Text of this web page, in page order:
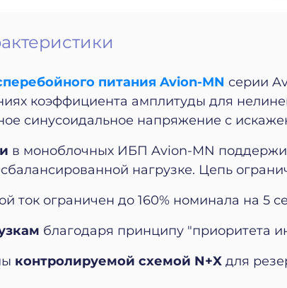
питания Avion-MN серии
коэффициента амплитуды для
синусоидальное напряжение с
в моноблочных ИБП Avion-MN
нагрузке. Цепь
ток ограничен до 160% номинала на 5
благодаря принципу "приоритета
контролируемой схемой N+X для